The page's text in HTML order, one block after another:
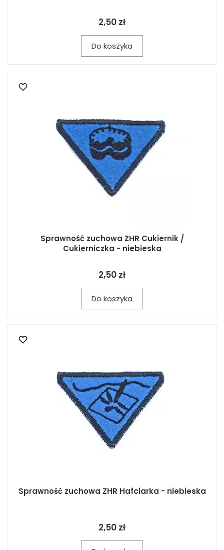
2,50 zł
Do koszyka
Sprawność zuchowa ZHR Cukiernik /
Cukierniczka - niebieska
2,50 zł
Do koszyka
Sprawność zuchowa ZHR Hafciarka - niebieska
2,50 zł